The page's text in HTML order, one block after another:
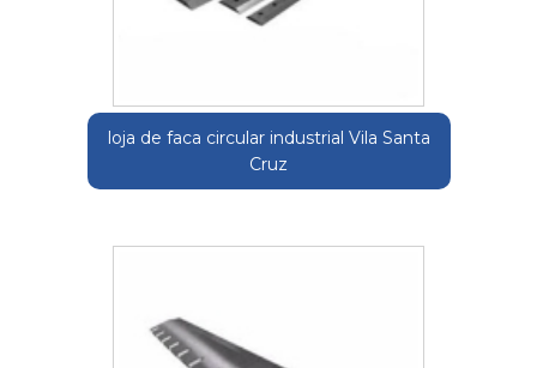
loja de faca circular industrial Vila Santa
Cruz